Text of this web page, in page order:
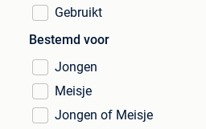
Gebruikt
Bestemd voor
Jongen
Meisje
Jongen of Meisje